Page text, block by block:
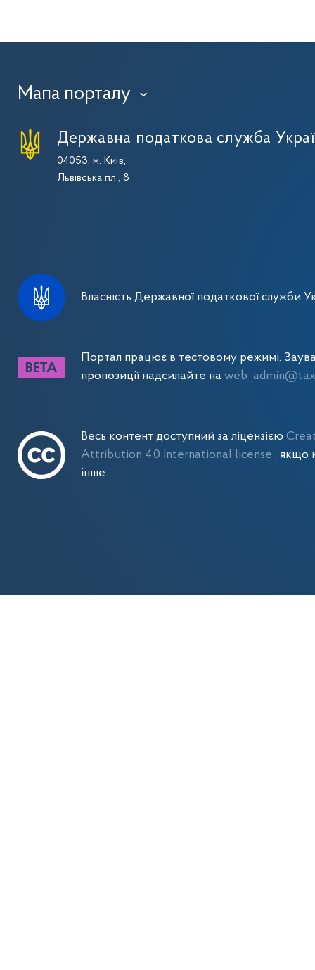
Мапа порталу ›
Державна податкова служба
04053, м. Київ,
Львівська пл., 8
Власність Державної податкової служби
Портал працює в тестовому режимі.
пропозиції надсилайте на
Весь контент доступний за ліцензією
Attribution 4.0 International license , якщо
інше.